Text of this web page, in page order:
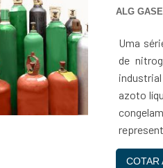
ALG
Uma
de
azoto
COTAR